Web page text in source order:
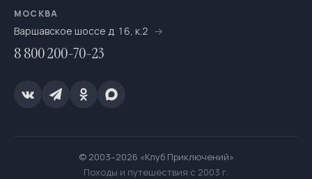
МОСКВА
Варшавское шоссе д. 16, к.2
8 800 200-70-23
© 2003–2026 «Клуб Приключений»
Походы и путешествия с 2003 г.